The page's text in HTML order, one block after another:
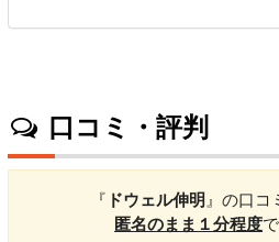
口コミ・評判
『 ドウェル伸明』の口コ
匿名のまま１分程度